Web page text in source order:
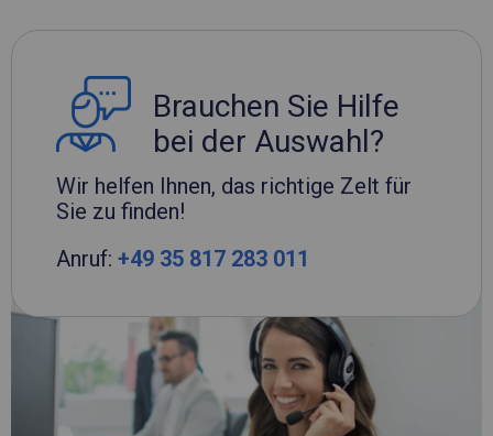
Brauchen Sie Hilfe
bei der Auswahl?
Wir helfen Ihnen, das richtige Zelt für
Sie zu finden!
Anruf: +49 35 817 283 011